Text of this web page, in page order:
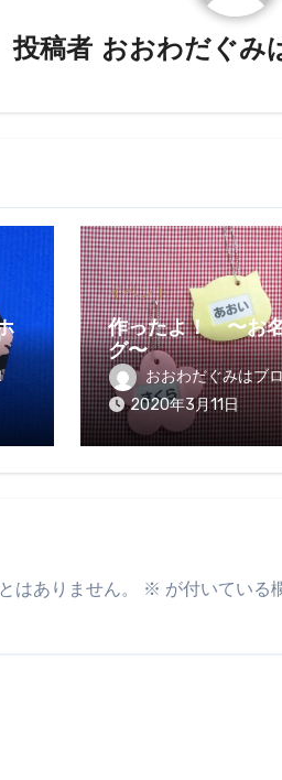
投稿者 おおわだぐみ
イベント
作ったよ！ 〜お
グ〜
おおわだぐみはブ
2020年3月11日
はありません。 ※ が付いている